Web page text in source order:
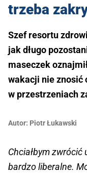
trzeba
Szef resortu
jak długo
maseczek
wakacji nie znosić
w przestrzeniach
Autor: Piotr Łukawski
Chciałbym zwrócić
bardzo liberalne.